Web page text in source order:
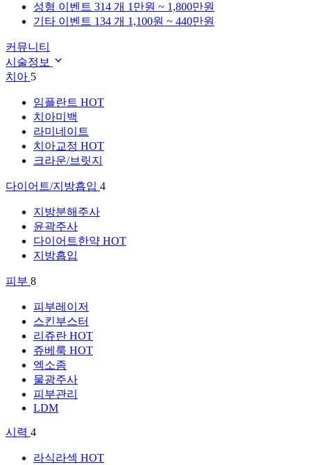
성형 이벤트 314 개 1만원 ~ 1,800만원
기타 이벤트 134 개 1,100원 ~ 440만원
커뮤니티
시술정보
치아 5
임플란트 HOT
치아미백
라미네이트
치아교정 HOT
크라운/브릿지
다이어트/지방흡입 4
지방분해주사
윤곽주사
다이어트한약 HOT
지방흡입
피부 8
피부레이저
스킨부스터
리쥬란 HOT
쥬베룩 HOT
엑소좀
물광주사
피부관리
LDM
시력 4
라식라섹 HOT